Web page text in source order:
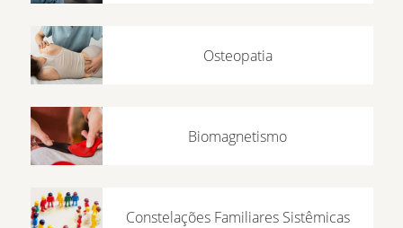
Osteopatia
Biomagnetismo
Constelações Familiares Sistêmicas